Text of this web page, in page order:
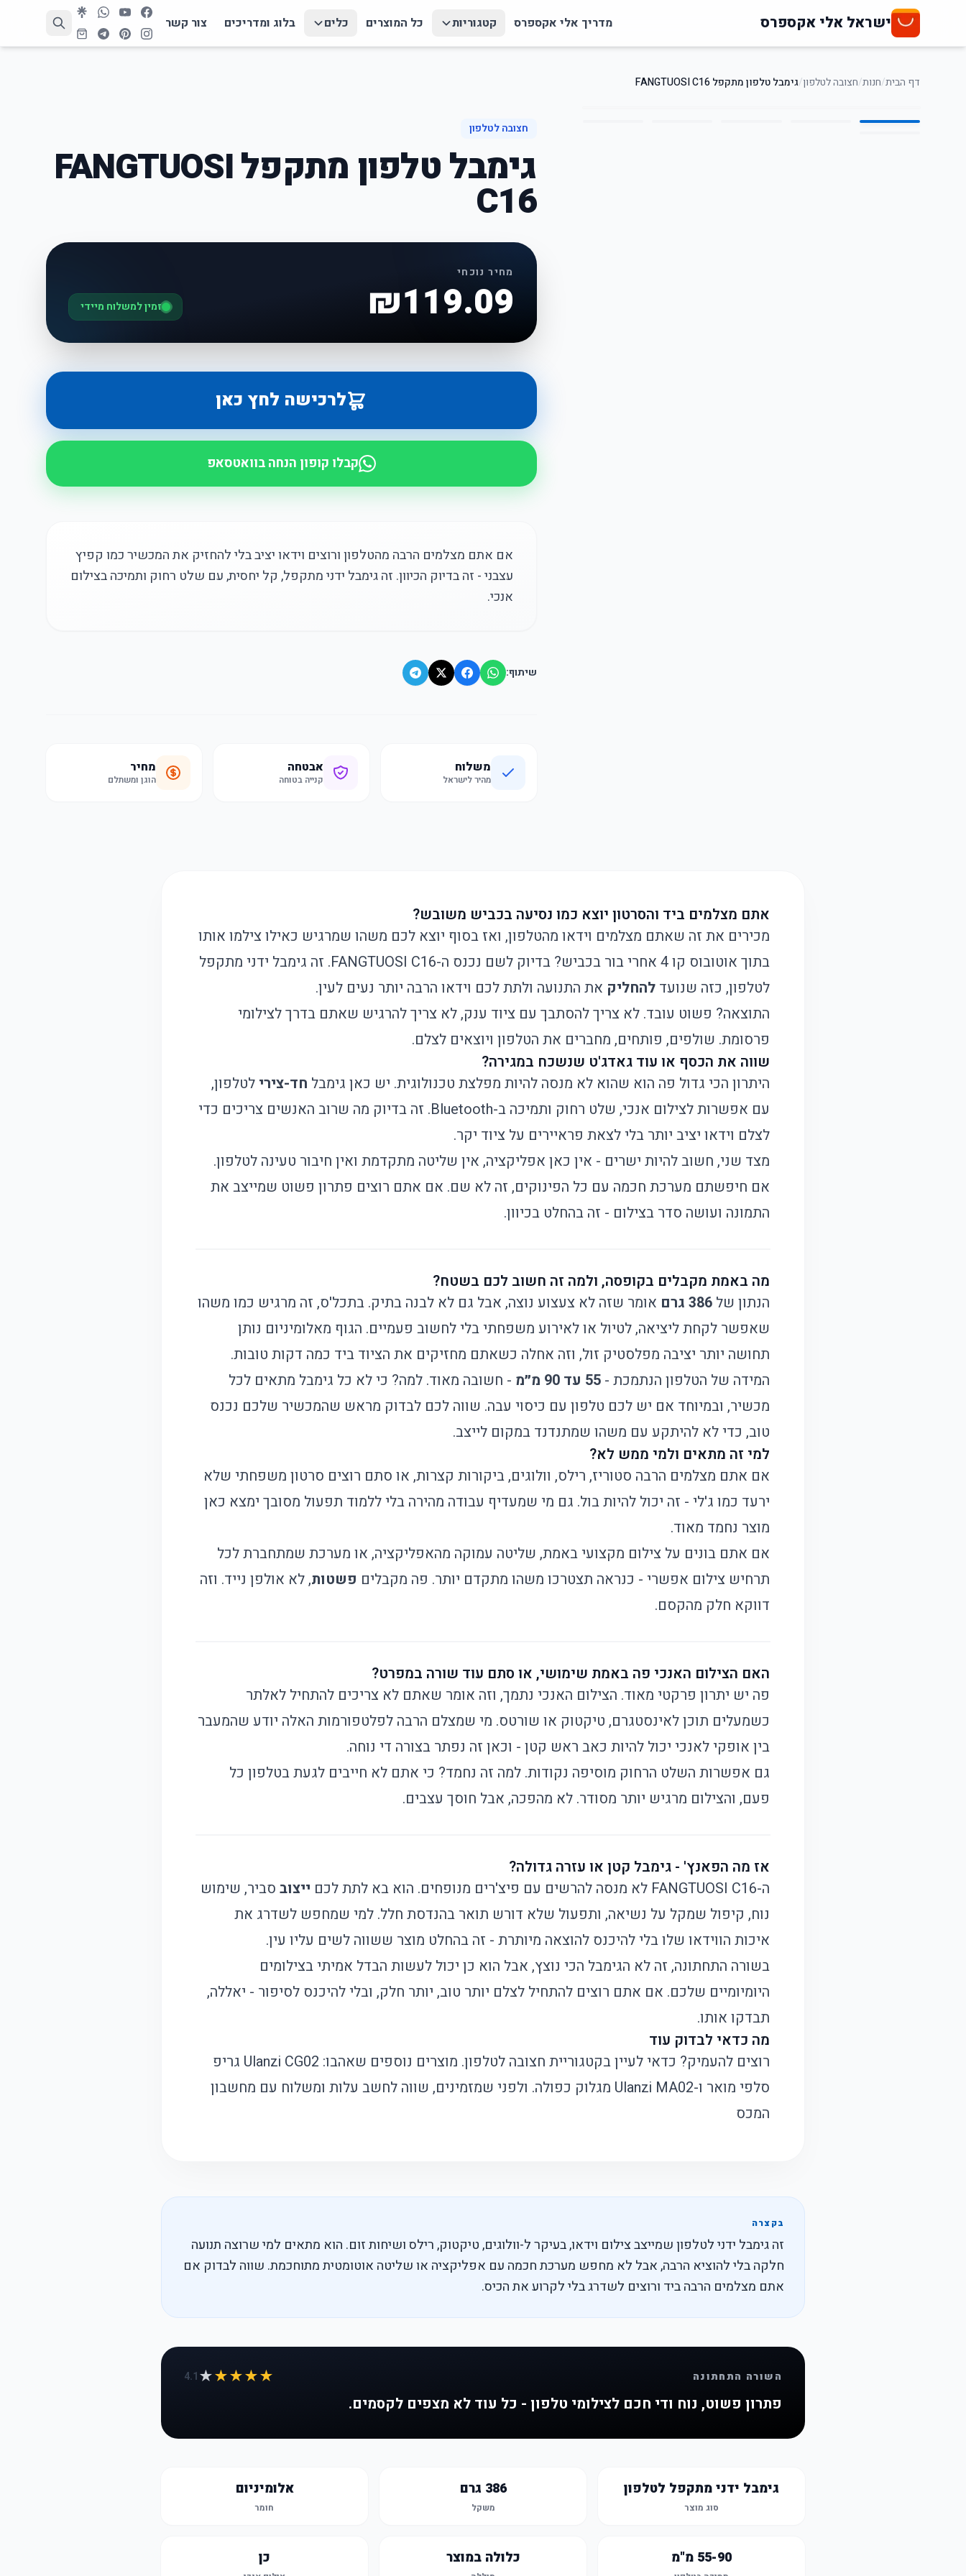
ישראל אלי אקספרס מדריך אלי אקספרס קטגוריות כל המוצרים כלים בלוג ומדריכים צור קשר
דף הבית/חנות/חצובה לטלפון/גימבל טלפון מתקפל FANGTUOSI C16
1
/
6
חצובה לטלפון
גימבל טלפון מתקפל FANGTUOSI
C16
מחיר נוכחי
₪119.09 זמין למשלוח מיידי
לרכישה לחץ כאן
קבלו קופון הנחה בוואטסאפ
אם אתם מצלמים הרבה מהטלפון ורוצים וידאו יציב בלי להחזיק את המכשיר כמו קפיץ
עצבני - זה בדיוק הכיוון. זה גימבל ידני מתקפל, קל יחסית, עם שלט רחוק ותמיכה בצילום
אנכי.
שיתוף:
משלוח
מהיר לישראל
אבטחה
קנייה בטוחה
מחיר
הוגן ומשתלם
אתם מצלמים ביד והסרטון יוצא כמו נסיעה בכביש משובש?
מכירים את זה שאתם מצלמים וידאו מהטלפון, ואז בסוף יוצא לכם משהו שמרגיש כאילו צילמו אותו
בתוך אוטובוס קו 4 אחרי בור בכביש? בדיוק לשם נכנס ה-FANGTUOSI C16. זה גימבל ידני מתקפל
לטלפון, כזה שנועד להחליק את התנועה ולתת לכם וידאו הרבה יותר נעים לעין.
התוצאה? פשוט עובד. לא צריך להסתבך עם ציוד ענק, לא צריך להרגיש שאתם בדרך לצילומי
פרסומת. שולפים, פותחים, מחברים את הטלפון ויוצאים לצלם.
שווה את הכסף או עוד גאדג'ט שנשכח במגירה?
היתרון הכי גדול פה הוא שהוא לא מנסה להיות מפלצת טכנולוגית. יש כאן גימבל חד-צירי לטלפון,
עם אפשרות לצילום אנכי, שלט רחוק ותמיכה ב-Bluetooth. זה בדיוק מה שרוב האנשים צריכים כדי
לצלם וידאו יציב יותר בלי לצאת פראיירים על ציוד יקר.
מצד שני, חשוב להיות ישרים - אין כאן אפליקציה, אין שליטה מתקדמת ואין חיבור טעינה לטלפון.
אם חיפשתם מערכת חכמה עם כל הפינוקים, זה לא שם. אם אתם רוצים פתרון פשוט שמייצב את
התמונה ועושה סדר בצילום - זה בהחלט בכיוון.
מה באמת מקבלים בקופסה, ולמה זה חשוב לכם בשטח?
הנתון של 386 גרם
אומר שזה לא צעצוע נוצה, אבל גם לא לבנה בתיק. בתכל'ס, זה מרגיש כמו משהו
שאפשר לקחת ליציאה, לטיול או לאירוע משפחתי בלי לחשוב פעמיים. הגוף מאלומיניום נותן
תחושה יותר יציבה מפלסטיק זול, וזה אחלה כשאתם מחזיקים את הציוד ביד כמה דקות טובות.
המידה של הטלפון הנתמכת - 55 עד 90 מ״מ
- חשובה מאוד. למה? כי לא כל גימבל מתאים לכל
מכשיר, ובמיוחד אם יש לכם טלפון עם כיסוי עבה. שווה לכם לבדוק מראש שהמכשיר שלכם נכנס
טוב, כדי לא להיתקע עם משהו שמתנדנד במקום לייצב.
למי זה מתאים ולמי ממש לא?
אם אתם מצלמים הרבה סטוריז, רילס, וולוגים, ביקורות קצרות, או סתם רוצים סרטון משפחתי שלא
ירעד כמו ג'לי - זה יכול להיות בול. גם מי שמעדיף עבודה מהירה בלי ללמוד תפעול מסובך ימצא כאן
מוצר נחמד מאוד.
אם אתם בונים על צילום מקצועי באמת, שליטה עמוקה מהאפליקציה, או מערכת שמתחברת לכל
תרחיש צילום אפשרי - כנראה תצטרכו משהו מתקדם יותר. פה מקבלים פשטות, לא אולפן נייד. וזה
דווקא חלק מהקסם.
האם הצילום האנכי פה באמת שימושי, או סתם עוד שורה במפרט?
פה יש יתרון פרקטי מאוד. הצילום האנכי נתמך, וזה אומר שאתם לא צריכים להתחיל לאלתר
כשמעלים תוכן לאינסטגרם, טיקטוק או שורטס. מי שמצלם הרבה לפלטפורמות האלה יודע שהמעבר
בין אופקי לאנכי יכול להיות כאב ראש קטן - וכאן זה נפתר בצורה די נוחה.
גם אפשרות השלט הרחוק מוסיפה נקודות. למה זה נחמד? כי אתם לא חייבים לגעת בטלפון כל
פעם, והצילום מרגיש יותר מסודר. לא מהפכה, אבל חוסך עצבים.
אז מה הפאנץ' - גימבל קטן או עזרה גדולה?
ה-FANGTUOSI C16 לא מנסה להרשים עם פיצ'רים מנופחים. הוא בא לתת לכם
ייצוב סביר, שימוש
נוח, קיפול שמקל על נשיאה, ותפעול שלא דורש תואר בהנדסת חלל. למי שמחפש לשדרג את
איכות הווידאו שלו בלי להיכנס להוצאה מיותרת - זה בהחלט מוצר ששווה לשים עליו עין.
בשורה התחתונה, זה לא הגימבל הכי נוצץ, אבל הוא כן יכול לעשות הבדל אמיתי בצילומים
היומיומיים שלכם. אם אתם רוצים להתחיל לצלם יותר טוב, יותר חלק, ובלי להיכנס לסיפור - יאללה,
תבדקו אותו.
מה כדאי לבדוק עוד
רוצים להעמיק? כדאי לעיין בקטגוריית חצובה לטלפון. מוצרים נוספים שאהבו:
Ulanzi CG02 גריפ
סלפי מואר ו-Ulanzi MA02 מגלוק כפולה . ולפני שמזמינים, שווה לחשב עלות ומשלוח עם מחשבון
המכס
בקצרה
זה גימבל ידני לטלפון שמייצב צילום וידאו, בעיקר ל-וולוגים, טיקטוק, רילס ושיחות זום. הוא מתאים למי שרוצה תנועה
חלקה בלי להוציא הרבה, אבל לא מחפש מערכת חכמה עם אפליקציה או שליטה אוטומטית מתוחכמת. שווה לבדוק אם
אתם מצלמים הרבה ביד ורוצים לשדרג בלי לקרוע את הכיס.
השורה התחתונה ★★★★
★
4.1
פתרון פשוט, נוח ודי חכם לצילומי טלפון - כל עוד לא מצפים לקסמים.
גימבל ידני מתקפל לטלפון
סוג מוצר
386 גרם
משקל
אלומיניום
חומר
55-90 מ"מ כלולה במוצר כן